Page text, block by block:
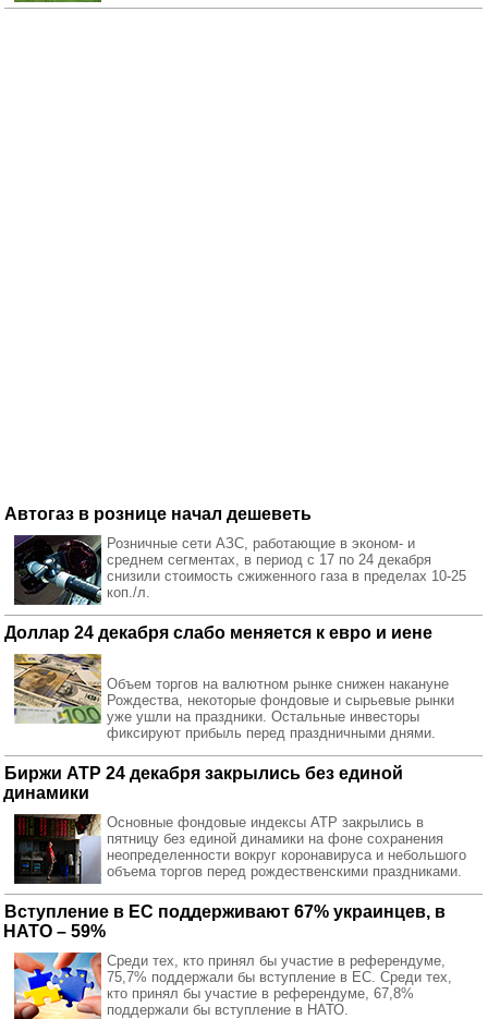
Автогаз в рознице начал дешеветь
Розничные сети АЗС, работающие в эконом- и
среднем сегментах, в период с 17 по 24 декабря
снизили стоимость сжиженного газа в пределах 10-25
коп./л.
Доллар 24 декабря слабо меняется к евро и иене
Объем торгов на валютном рынке снижен накануне
Рождества, некоторые фондовые и сырьевые рынки
уже ушли на праздники. Остальные инвесторы
фиксируют прибыль перед праздничными днями.
Биржи АТР 24 декабря закрылись без единой
динамики
Основные фондовые индексы АТР закрылись в
пятницу без единой динамики на фоне сохранения
неопределенности вокруг коронавируса и небольшого
объема торгов перед рождественскими праздниками.
Вступление в ЕС поддерживают 67% украинцев, в
НАТО – 59%
Среди тех, кто принял бы участие в референдуме,
75,7% поддержали бы вступление в ЕС. Среди тех,
кто принял бы участие в референдуме, 67,8%
поддержали бы вступление в НАТО.